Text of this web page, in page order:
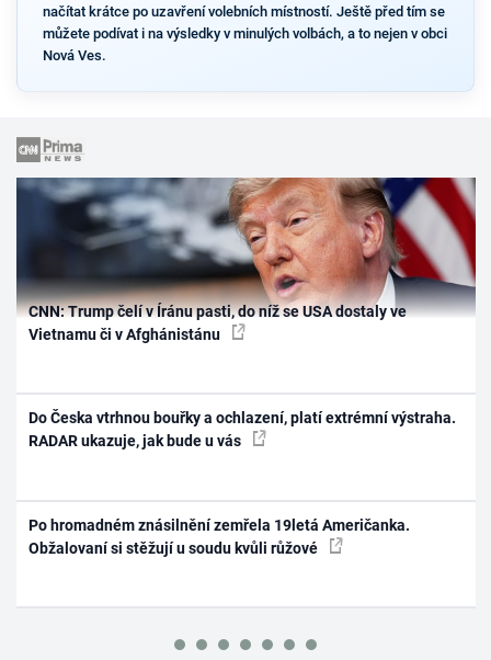
načítat krátce po uzavření volebních místností. Ještě před tím se
můžete podívat i na výsledky v minulých volbách, a to nejen v obci
Nová Ves.
CNN: Trump čelí v Íránu pasti, do níž se USA dostaly ve
Vietnamu či v Afghánistánu
Do Česka vtrhnou bouřky a ochlazení, platí extrémní výstraha.
RADAR ukazuje, jak bude u vás
Po hromadném znásilnění zemřela 19letá Američanka.
Obžalovaní si stěžují u soudu kvůli růžové